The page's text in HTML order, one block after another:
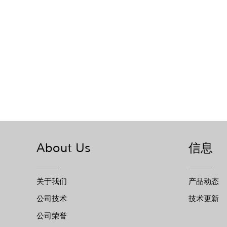
About Us
关于我们
公司技术
公司荣誉
信息
产品动态
技术更新